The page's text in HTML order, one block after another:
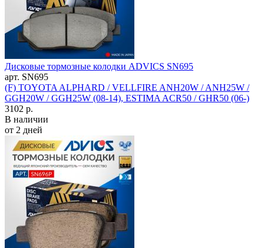
Дисковые тормозные колодки ADVICS SN695
арт. SN695
(F) TOYOTA ALPHARD / VELLFIRE ANH20W / ANH25W /
GGH20W / GGH25W (08-14), ESTIMA ACR50 / GHR50 (06-)
3102 р.
В наличии
от 2 дней